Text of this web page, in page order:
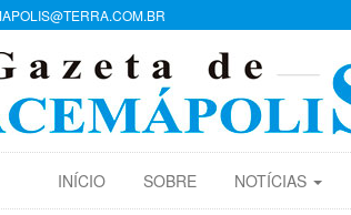
INÍCIO SOBRE NOTÍCIAS